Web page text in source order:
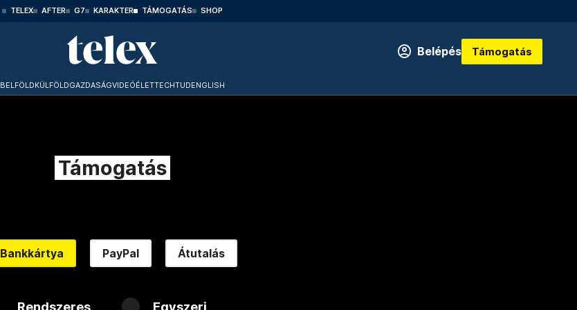
TELEX AFTER G7 KARAKTER TÁMOGATÁS SHOP
Belépés Támogatás
BELFÖLDKÜLFÖLDGAZDASÁGVIDEÓÉLETTECHTUDENGLISH
Támogatás
Bankkártya PayPal Átutalás
Rendszeres Egyszeri